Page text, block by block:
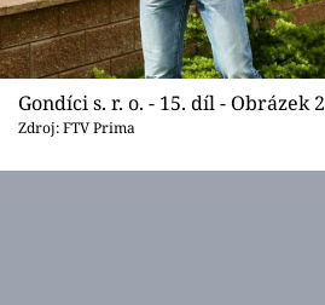
Gondíci s. r. o. - 15. díl - Obrázek 2
Zdroj: FTV Prima